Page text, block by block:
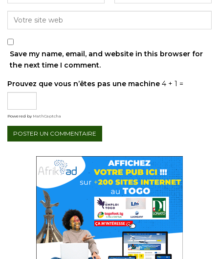
Save my name, email, and website in this browser for
the next time I comment.
Prouvez que vous n’êtes pas une machine 4 + 1 =
Powered by MathCaptcha